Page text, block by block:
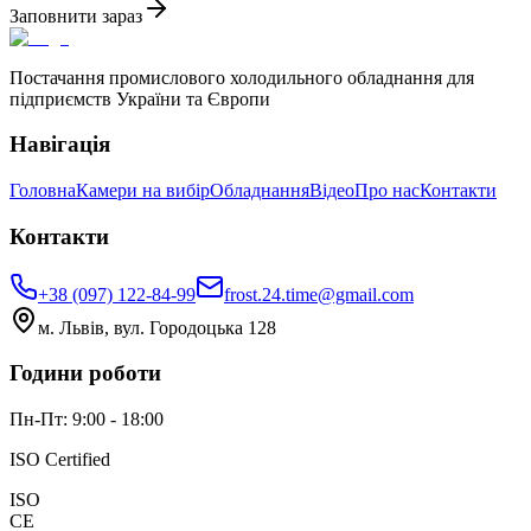
Заповнити зараз
Постачання промислового холодильного обладнання для
підприємств України та Європи
Навігація
ГоловнаКамери на вибірОбладнанняВідеоПро насКонтакти
Контакти
+38 (097) 122-84-99
frost.24.time@gmail.com
м. Львів, вул. Городоцька 128
Години роботи
Пн-Пт: 9:00 - 18:00
ISO Certified
ISO
CE